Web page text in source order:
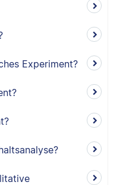
Experiment?